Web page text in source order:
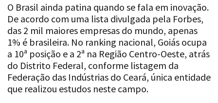
O Brasil ainda patina quando se fala em inovação.
De acordo com uma lista divulgada pela Forbes,
das 2 mil maiores empresas do mundo, apenas
1% é brasileira. No ranking nacional, Goiás ocupa
a 10ª posição e a 2ª na Região Centro-Oeste, atrás
do Distrito Federal, conforme listagem da
Federação das Indústrias do Ceará, única entidade
que realizou estudos neste campo.